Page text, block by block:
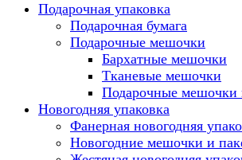
Подарочная упаковка
Подарочная бумага
Подарочные мешочки
Бархатные мешочки
Тканевые мешочки
Подарочные мешочки
Новогодняя упаковка
Фанерная новогодняя
Новогодние мешочки и